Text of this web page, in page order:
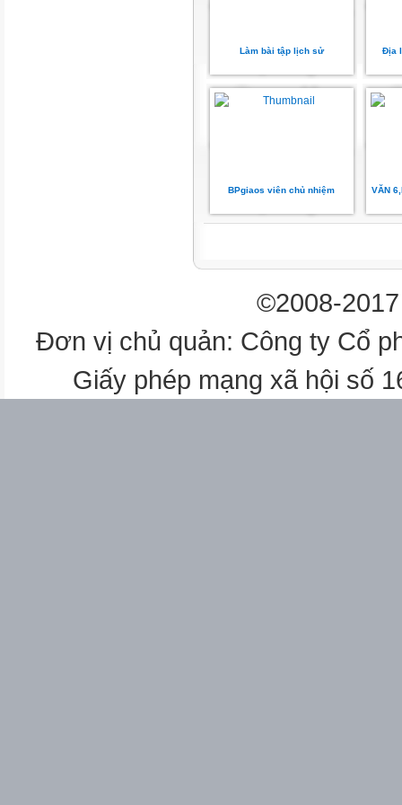
M
Làm bài tập lịch sử Địa
BPgiaos viên chủ nhiệm VĂN
©2008-
Đơn vị chủ quản: Công ty Cổ
Giấy phép mạng xã hội số